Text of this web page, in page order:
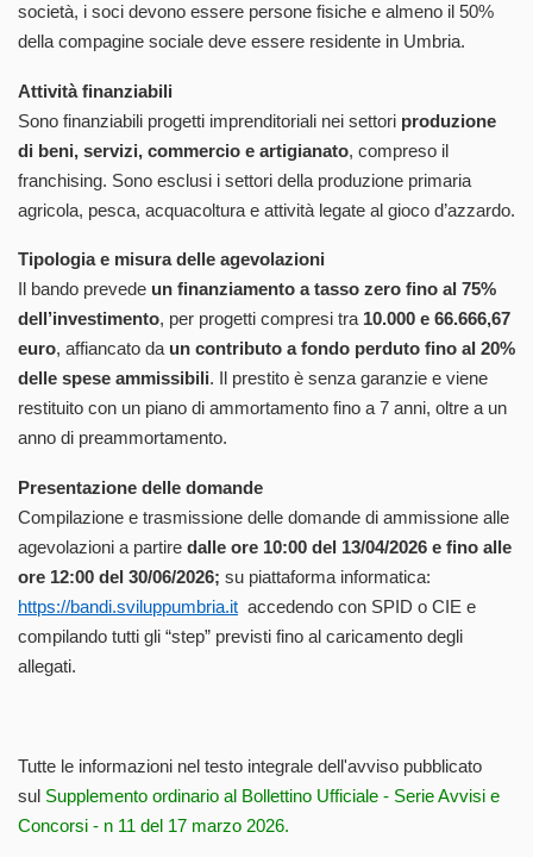
società, i soci devono essere persone fisiche e almeno il 50%
della compagine sociale deve essere residente in Umbria.
Attività finanziabili
Sono finanziabili progetti imprenditoriali nei settori produzione
di beni, servizi, commercio e artigianato, compreso il
franchising. Sono esclusi i settori della produzione primaria
agricola, pesca, acquacoltura e attività legate al gioco d’azzardo.
Tipologia e misura delle agevolazioni
Il bando prevede un finanziamento a tasso zero fino al 75%
dell’investimento, per progetti compresi tra 10.000 e 66.666,67
euro, affiancato da un contributo a fondo perduto fino al 20%
delle spese ammissibili. Il prestito è senza garanzie e viene
restituito con un piano di ammortamento fino a 7 anni, oltre a un
anno di preammortamento.
Presentazione delle domande
Compilazione e trasmissione delle domande di ammissione alle
agevolazioni a partire dalle ore 10:00 del 13/04/2026 e fino alle
ore 12:00 del 30/06/2026; su piattaforma informatica:
https://bandi.sviluppumbria.it accedendo con SPID o CIE e
compilando tutti gli “step” previsti fino al caricamento degli
allegati.
Tutte le informazioni nel testo integrale dell'avviso pubblicato
sul Supplemento ordinario al Bollettino Ufficiale - Serie Avvisi e
Concorsi - n 11 del 17 marzo 2026.